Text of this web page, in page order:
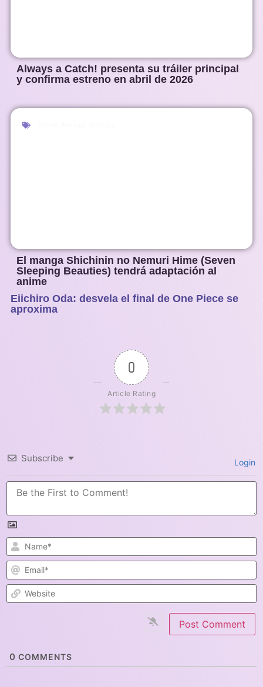
Always a Catch! presenta su tráiler principal
y confirma estreno en abril de 2026
El manga Shichinin no Nemuri Hime (Seven
Sleeping Beauties) tendrá adaptación al
anime
Eiichiro Oda: desvela el final de One Piece se
aproxima
0
Article Rating
Subscribe Login
0 COMMENTS